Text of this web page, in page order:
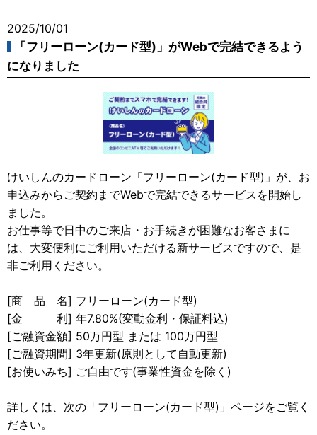
2025/10/01
「フリーローン(カード型)」がWebで完結できるよう
になりました
けいしんのカードローン「フリーローン(カード型)」が、お
申込みからご契約までWebで完結できるサービスを開始し
ました。
お仕事等で日中のご来店・お手続きが困難なお客さまに
は、大変便利にご利用いただける新サービスですので、是
非ご利用ください。
[商 品 名] フリーローン(カード型)
[金 利] 年7.80%(変動金利・保証料込)
[ご融資金額] 50万円型 または 100万円型
[ご融資期間] 3年更新(原則として自動更新)
[お使いみち] ご自由です(事業性資金を除く)
詳しくは、次の「フリーローン(カード型)」ページをご覧く
ださい。